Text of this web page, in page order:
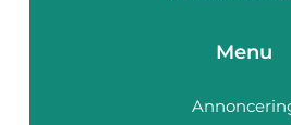
Menu